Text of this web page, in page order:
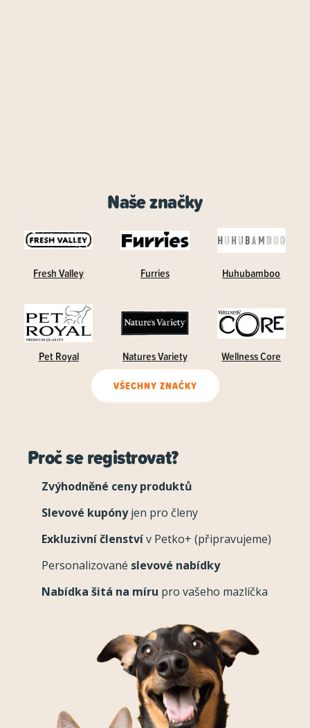
Naše značky
Fresh Valley Furries Huhubamboo
Pet Royal Natures Variety Wellness Core
VŠECHNY ZNAČKY
Proč se registrovat?
Zvýhodněné ceny produktů
Slevové kupónyjen pro členy
Exkluzivní členstvív Petko+ (připravujeme)
Personalizované slevové nabídky
Nabídka šitá na míru pro vašeho mazlíčka